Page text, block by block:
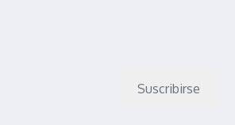
Suscribirse